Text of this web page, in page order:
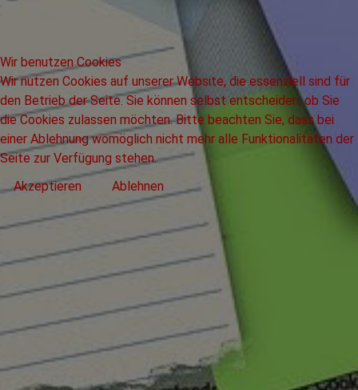
Wir benutzen Cookies
Wir nutzen Cookies auf unserer Website, die essenziell sind für
den Betrieb der Seite. Sie können selbst entscheiden, ob Sie
die Cookies zulassen möchten. Bitte beachten Sie, dass bei
einer Ablehnung womöglich nicht mehr alle Funktionalitäten der
Seite zur Verfügung stehen.
Akzeptieren
Ablehnen